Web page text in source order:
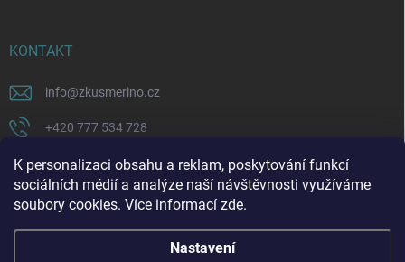
K personalizaci obsahu a reklam, poskytování funkcí
sociálních médií a analýze naší návštěvnosti využíváme
soubory cookies. Více informací zde.
Nastavení
KONTAKT
info@zkusmerino.cz
+420 777 534 728
https://www.facebook.com/zkusmerino/
zkusmerino.cz